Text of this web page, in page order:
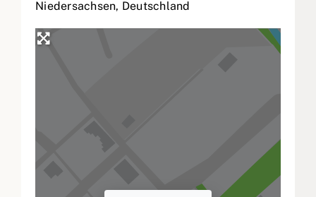
Niedersachsen, Deutschland